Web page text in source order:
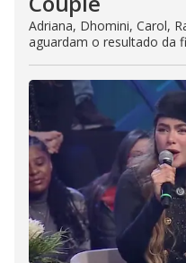
Adriana, Dhomini, Carol,
aguardam o resultado da